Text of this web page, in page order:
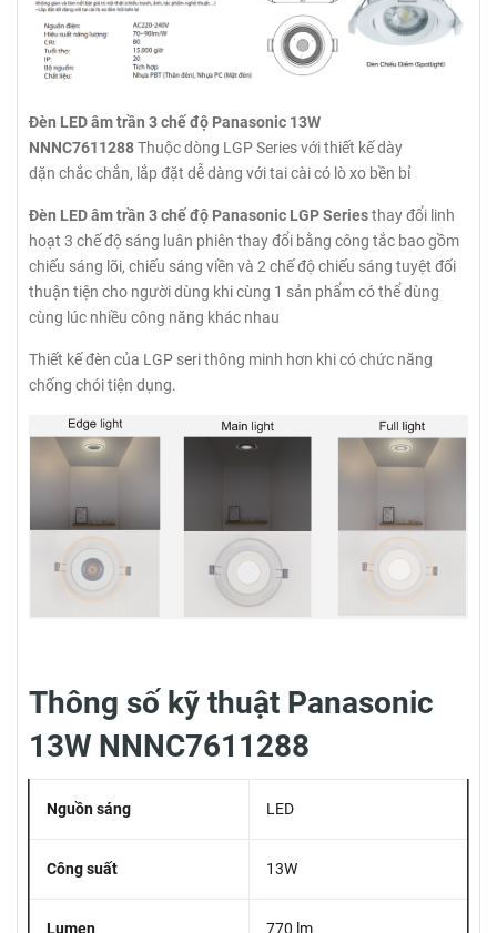
Đèn LED âm trần 3 chế độ Panasonic 13W
NNNC7611288Thuộc dòng LGP Series với thiết kế dày
dặn chắc chắn, lắp đặt dễ dàng với tai cài có lò xo bền bỉ
Đèn LED âm trần 3 chế độ Panasonic LGP Seriesthay đổi linh
hoạt 3 chế độ sáng luân phiên thay đổi bằng công tắc bao gồm
chiếu sáng lõi, chiếu sáng viền và 2 chế độ chiếu sáng tuyệt đối
thuận tiện cho người dùng khi cùng 1 sản phẩm có thể dùng
cùng lúc nhiều công năng khác nhau
Thiết kế đèn của LGP seri thông minh hơn khi có chức năng
chống chói tiện dụng.
Thông số kỹ thuật Panasonic
13W NNNC7611288
Nguồn sáng LED
Công suất 13W
Lumen 770 lm